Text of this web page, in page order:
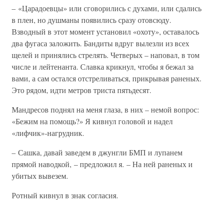
– «Царадоевцы» или сговорились с духами, или сдались
в плен, но душманы появились сразу отовсюду.
Взводный в этот момент установил «охоту», оставалось
два фугаса заложить. Бандиты вдруг вылезли из всех
щелей и принялись стрелять. Четверых – наповал, в том
числе и лейтенанта. Славка крикнул, чтобы я бежал за
вами, а сам остался отстреливаться, прикрывая раненых.
Это рядом, идти метров триста пятьдесят.
Мандресов поднял на меня глаза, в них – немой вопрос:
«Бежим на помощь?» Я кивнул головой и надел
«лифчик»-нагрудник.
– Сашка, давай заведем в джунгли БМП и лупанем
прямой наводкой, – предложил я. – На ней раненых и
убитых вывезем.
Ротный кивнул в знак согласия.